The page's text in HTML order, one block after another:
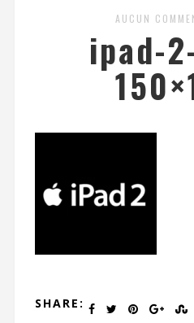
AUCUN
ipad-
SHARE: